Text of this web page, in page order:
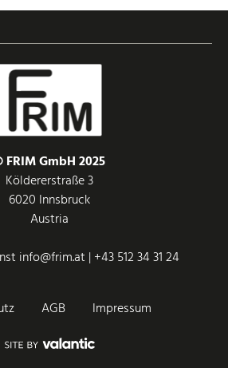
FRIM GmbH 2025
Köldererstraße 3
6020 Innsbruck
Austria
info@frim.at |+43 512 34 31 24
AGB Impressum